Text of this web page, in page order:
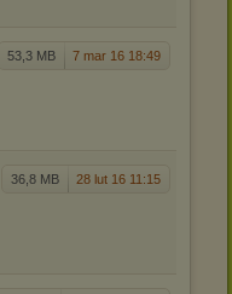
53,3 MB 7 mar 16 18:49
36,8 MB 28 lut 16 11:15